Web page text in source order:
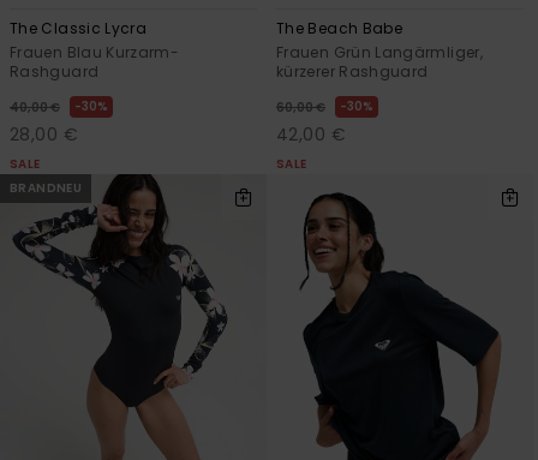
The Classic Lycra
Frauen Blau Kurzarm-
Rashguard
40,00 € 30%
28,00 €
SALE
The Beach Babe
Frauen Grün Langärmliger,
kürzerer Rashguard
60,00 € 30%
42,00 €
SALE
BRANDNEU